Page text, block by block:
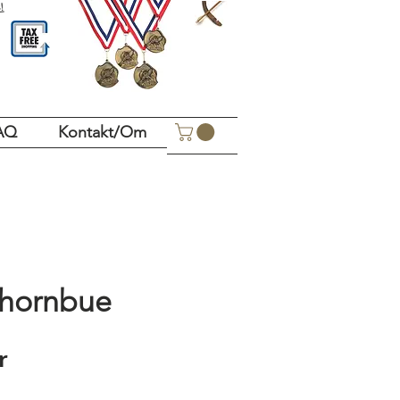
Kontakt/Om
Pris